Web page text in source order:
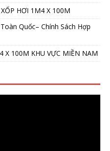
HƠI 1M4 X 100M
Quốc– Chính Sách Hợp
X 100M KHU VỰC MIỀN NAM